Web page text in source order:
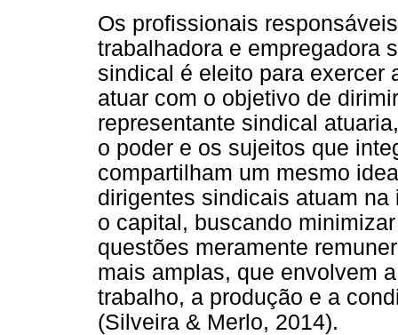
Os profissionais
trabalhadora e empregadora
sindical é eleito para exercer
atuar com o objetivo de
representante sindical
o poder e os sujeitos que
compartilham um mesmo
dirigentes sindicais atuam
o capital, buscando
questões meramente
mais amplas, que envolvem
trabalho, a produção e a
(Silveira & Merlo, 2014).